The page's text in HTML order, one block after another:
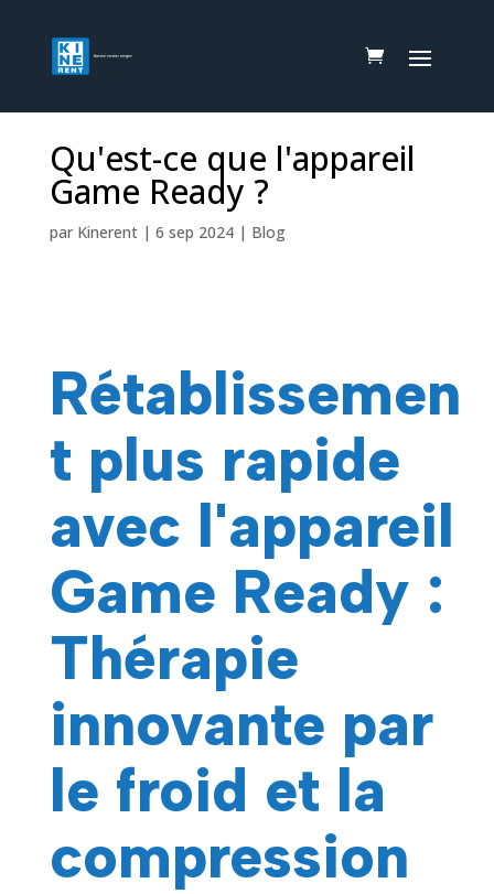
Qu'est-ce que l'appareil
Game Ready ?
par Kinerent| 6 sep 2024| Blog
Rétablissemen
t plus rapide
avec l'appareil
Game Ready :
Thérapie
innovante par
le froid et la
compression